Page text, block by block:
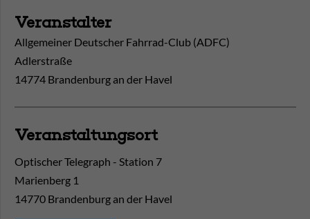
Veranstalter
Allgemeiner Deutscher Fahrrad-Club (ADFC)
Adlerstraße
14774 Brandenburg an der Havel
Veranstaltungsort
Optischer Telegraph - Station 7
Marienberg 1
14770 Brandenburg an der Havel